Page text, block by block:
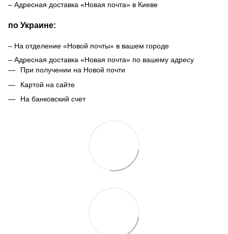
– Адресная доставка «Новая почта» в Киеве
по Украине:
– На отделение «Новой почты» в вашем городе
– Адресная доставка «Новая почта» по вашему адресу
При получении на Новой почти
Картой на сайте
На банковский счет